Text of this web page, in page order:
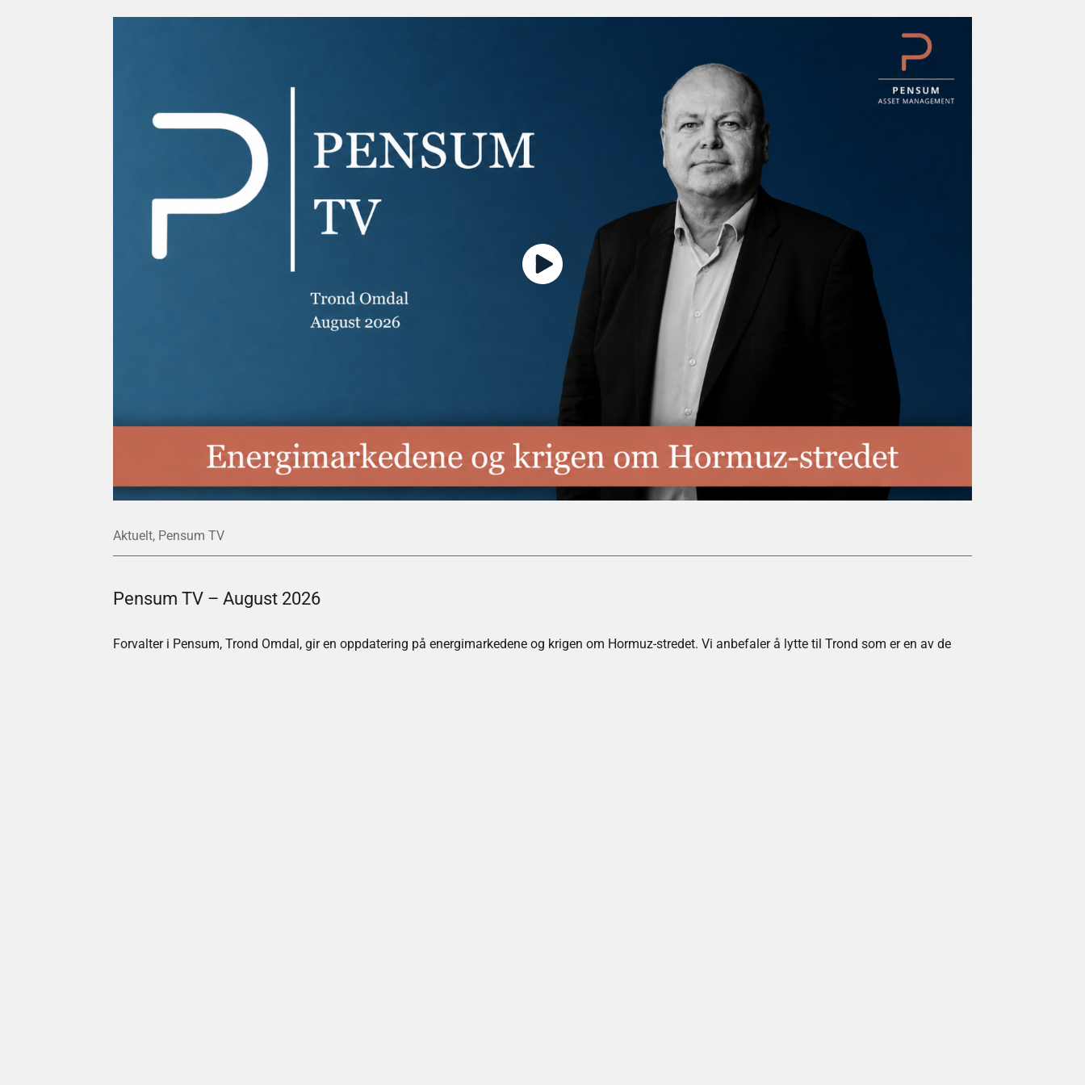
Aktuelt, Pensum TV
Pensum TV – August 2026
Forvalter i Pensum, Trond Omdal, gir en oppdatering på energimarkedene og krigen om Hormuz-stredet. Vi anbefaler å lytte til Trond som er en av de